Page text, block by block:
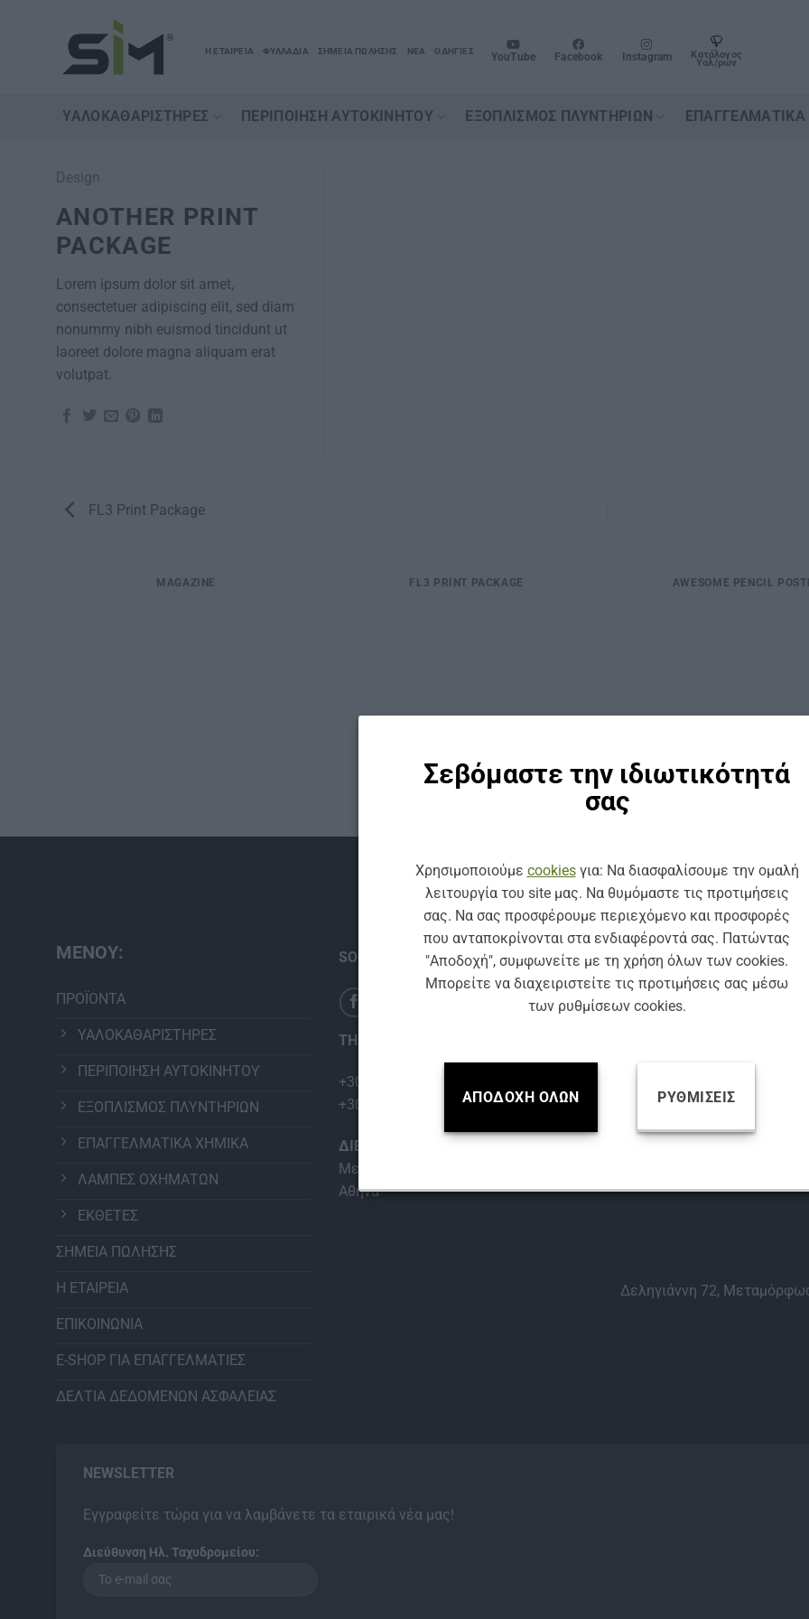
Σεβόμαστε την ιδιωτικότητά
σας
Χρησιμοποιούμε cookiesγια: Να διασφαλίσουμε την ομαλή
λειτουργία του site μας. Να θυμόμαστε τις προτιμήσεις
σας. Να σας προσφέρουμε περιεχόμενο και προσφορές
που ανταποκρίνονται στα ενδιαφέροντά σας. Πατώντας
"Αποδοχή", συμφωνείτε με τη χρήση όλων των cookies.
Μπορείτε να διαχειριστείτε τις προτιμήσεις σας μέσω
των ρυθμίσεων cookies.
ΑΠΟΔΟΧΉ ΌΛΩΝ ΡΥΘΜΊΣΕΙΣ
περιεχόμενο
Η ΕΤΑΙΡΕΙΑ ΦΥΛΛΑΔΙΑ ΣΗΜΕΙΑ ΠΩΛΗΣΗΣ ΝΈΑ ΟΔΗΓΊΕΣ YouTube Facebook Instagram Κατάλογος
Υαλ/ρων
ΥΑΛΟΚΑΘΑΡΙΣΤΉΡΕΣ ΠΕΡΙΠΟΊΗΣΗ ΑΥΤΟΚΙΝΉΤΟΥ ΕΞΟΠΛΙΣΜΌΣ ΠΛΥΝΤΗΡΊΩΝ
Design
ANOTHER PRINT
PACKAGE
Lorem ipsum dolor sit amet,
consectetuer adipiscing elit, sed diam
nonummy nibh euismod tincidunt ut
laoreet dolore magna aliquam erat
volutpat.
FL3 Print Package
MAGAZINE FL3 PRINT PACKAGE AWESOME PENCIL
Βρείτε μας
ΜΕΝΟΥ:
ΠΡΟΪΟΝΤΑ
ΥΑΛΟΚΑΘΑΡΙΣΤΗΡΕΣ
ΠΕΡΙΠΟΙΗΣΗ ΑΥΤΟΚΙΝΗΤΟΥ
ΕΞΟΠΛΙΣΜΟΣ ΠΛΥΝΤΗΡΙΩΝ
ΕΠΑΓΓΕΛΜΑΤΙΚΑ ΧΗΜΙΚΑ
ΛΑΜΠΕΣ ΟΧΗΜΑΤΩΝ
ΕΚΘΕΤΕΣ
ΣΗΜΕΙΑ ΠΩΛΗΣΗΣ
Η ΕΤΑΙΡΕΙΑ
ΕΠΙΚΟΙΝΩΝΙΑ
E-SHOP ΓΙΑ ΕΠΑΓΓΕΛΜΑΤΙΕΣ
ΔΕΛΤΙΑ ΔΕΔΟΜΕΝΩΝ ΑΣΦΑΛΕΙΑΣ
SOCIAL MEDIA:
ΤΗΛΕΦΩΝΟ:
+30 210 28 23 722
+30 210 28 23 725
ΔΙΕΥΘΥΝΣΗ:
Μεταμόρφωση 14452,
Αθήνα
Δεληγιάννη 72,
NEWSLETTER
Εγγραφείτε τώρα για να λαμβάνετε τα εταιρικά νέα μας!
Διεύθυνση Ηλ. Ταχυδρομείου: